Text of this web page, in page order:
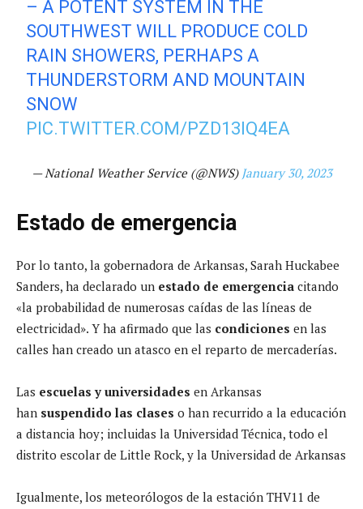
– A POTENT SYSTEM IN THE
SOUTHWEST WILL PRODUCE COLD
RAIN SHOWERS, PERHAPS A
THUNDERSTORM AND MOUNTAIN
SNOW
PIC.TWITTER.COM/PZD13IQ4EA
— National Weather Service (@NWS) January 30, 2023
Estado de emergencia
Por lo tanto, la gobernadora de Arkansas, Sarah Huckabee
Sanders, ha declarado un estado de emergencia citando
«la probabilidad de numerosas caídas de las líneas de
electricidad». Y ha afirmado que las condiciones en las
calles han creado un atasco en el reparto de mercaderías.
Las escuelas y universidades en Arkansas
han suspendido las clases o han recurrido a la educación
a distancia hoy; incluidas la Universidad Técnica, todo el
distrito escolar de Little Rock, y la Universidad de Arkansas
Igualmente, los meteorólogos de la estación THV11 de